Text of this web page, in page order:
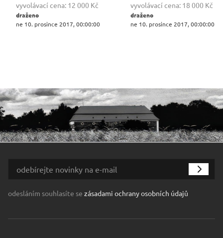
vyvolávací cena: 12 000 Kč
draženo
ne 10. prosince 2017, 00:00:00
vyvolávací cena: 18 000 Kč
draženo
ne 10. prosince 2017, 00:00:00
odesláním souhlasíte se zásadami ochrany osobních údajů